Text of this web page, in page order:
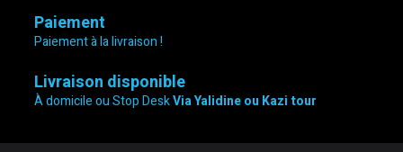
Paiement
Paiement à la livraison !
Livraison disponible
À domicile ou Stop DeskVia Yalidine ou Kazi tour